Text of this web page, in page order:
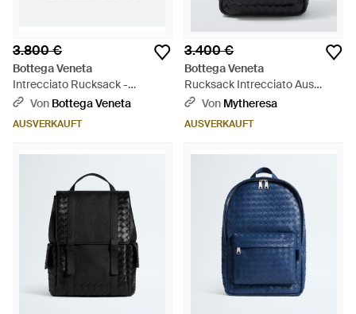
3.800 €
Bottega Veneta
Intrecciato Rucksack -
Schwarz
Von Bottega Veneta
AUSVERKAUFT
3.400 €
Bottega Veneta
Rucksack Intrecciato Aus
Leder - Schwarz
Von Mytheresa
AUSVERKAUFT